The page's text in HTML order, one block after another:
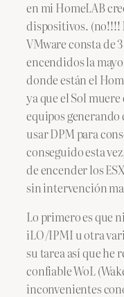
en mi HomeLAB
dispositivos. (no!!!!
VMware consta de
encendidos la
donde están el
ya que el Sol muere
equipos
usar DPM para
conseguido esta
de encender los
sin intervención
Lo primero es que
iLO/IPMI u otra
su tarea así que he
confiable WoL
inconvenientes